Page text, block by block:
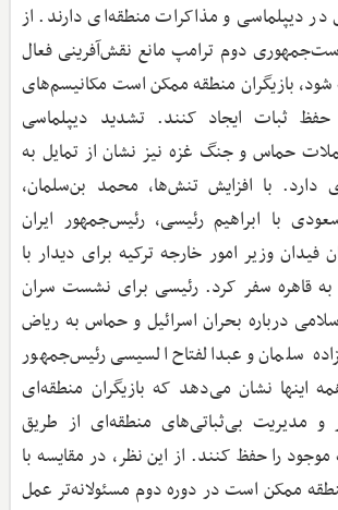
در دیپلماسی و مذاکرات منطقه‌ای دارند. از
دوم ترامپ مانع نقش‌آفرینی فعال
شود، بازیگران منطقه ممکن است مکانیسم‌های
حفظ ثبات ایجاد کنند. تشدید دیپلماسی
حماس و جنگ غزه نیز نشان از تمایل به
با افزایش تنش‌ها، محمد بن‌سلمان،
با ابراهیم رئیسی، رئیس‌جمهور ایران
وزیر امور خارجه ترکیه برای دیدار با
قاهره سفر کرد. رئیسی برای نشست سران
درباره بحران اسرائیل و حماس به ریاض
سلمان و عبدالفتاح السیسی رئیس‌جمهور
اینها نشان می‌دهد که بازیگران منطقه‌ای
و مدیریت بی‌ثباتی‌های منطقه‌ای از طریق
را حفظ کنند. از این نظر، در مقایسه با
ممکن است در دوره دوم مسئولانه‌تر عمل